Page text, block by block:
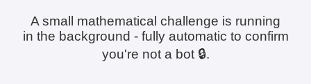
A small mathematical challenge is running
in the background - fully automatic to confirm
you're not a bot 🔒.